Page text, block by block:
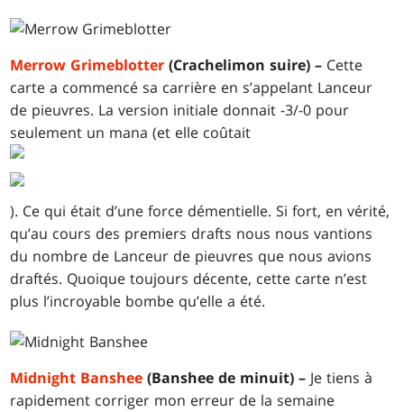
Merrow Grimeblotter (Crachelimon suire) – Cette
carte a commencé sa carrière en s’appelant Lanceur
de pieuvres. La version initiale donnait -3/-0 pour
seulement un mana (et elle coûtait
). Ce qui était d’une force démentielle. Si fort, en vérité,
qu’au cours des premiers drafts nous nous vantions
du nombre de Lanceur de pieuvres que nous avions
draftés. Quoique toujours décente, cette carte n’est
plus l’incroyable bombe qu’elle a été.
Midnight Banshee (Banshee de minuit) – Je tiens à
rapidement corriger mon erreur de la semaine